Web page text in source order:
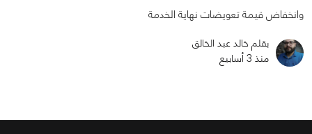
وانخفاض قيمة تعويضات نهاية الخدمة
بقلم خالد عبد الخالق
منذ 3 أسابيع